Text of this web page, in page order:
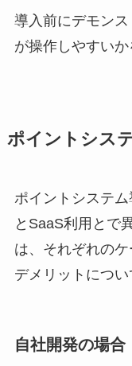
導入前にデモン
が操作しやすいか
ポイントシス
ポイントシステ
とSaaS利用とで
は、それぞれの
デメリットについ
自社開発の場合